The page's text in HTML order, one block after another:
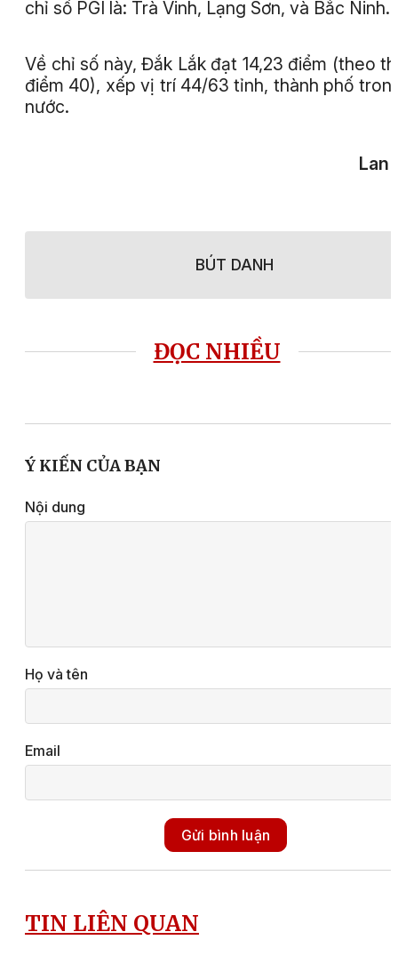
chỉ số PGI là: Trà Vinh, Lạng Sơn, và Bắc Ninh.
Về chỉ số này, Đắk Lắk đạt 14,23 điểm (theo
điểm 40), xếp vị trí 44/63 tỉnh, thành phố
nước.
Lan
BÚT DANH
ĐỌC NHIỀU
Ý KIẾN CỦA BẠN
Nội dung
Họ và tên
Email
Gửi bình luận
TIN LIÊN QUAN